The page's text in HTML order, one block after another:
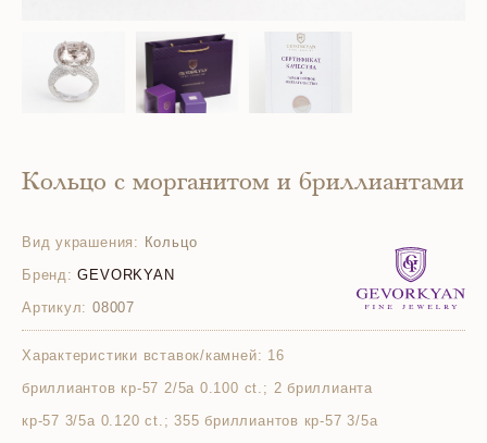
Кольцо с морганитом и бриллиантами
Вид украшения: Кольцо
Бренд: GEVORKYAN
Артикул: 08007
Характеристики вставок/камней: 16
бриллиантов кр-57 2/5а 0.100 ct.; 2 бриллианта
кр-57 3/5а 0.120 ct.; 355 бриллиантов кр-57 3/5а